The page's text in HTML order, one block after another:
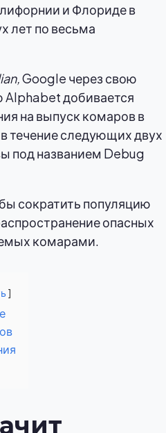
и Флориде в
лет по весьма
Google через свою
добивается
на выпуск комаров в
течение следующих двух
под названием Debug
сократить популяцию
опасных
комарами.